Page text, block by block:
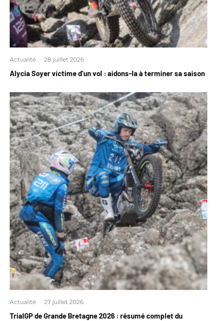
Actualité · 28 juillet 2026
Alycia Soyer victime d’un vol : aidons-la à terminer sa saison
Actualité · 27 juillet 2026
TrialGP de Grande Bretagne 2026 : résumé complet du